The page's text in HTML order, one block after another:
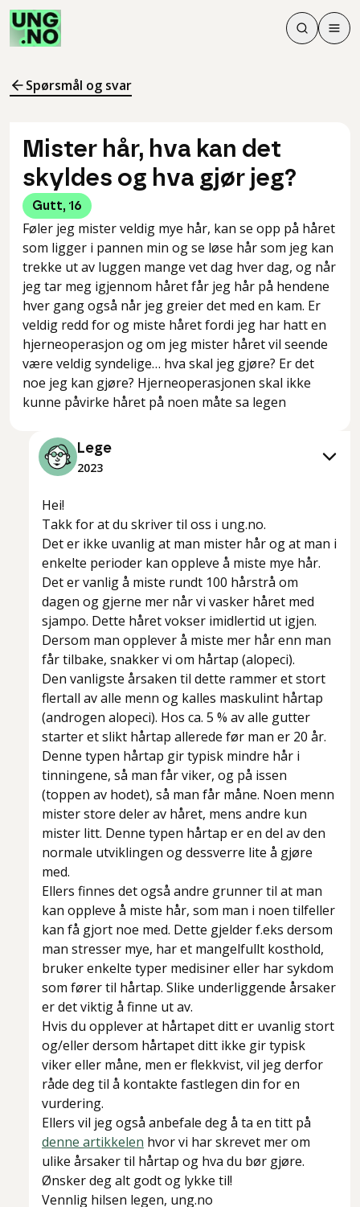
Søk
Søk
Meny
Spørsmål og svar
Mister hår, hva kan det
skyldes og hva gjør jeg?
Gutt, 16
Føler jeg mister veldig mye hår, kan se opp på håret
som ligger i pannen min og se løse hår som jeg kan
trekke ut av luggen mange vet dag hver dag, og når
jeg tar meg igjennom håret får jeg hår på hendene
hver gang også når jeg greier det med en kam. Er
veldig redd for og miste håret fordi jeg har hatt en
hjerneoperasjon og om jeg mister håret vil seende
være veldig syndelige… hva skal jeg gjøre? Er det
noe jeg kan gjøre? Hjerneoperasjonen skal ikke
kunne påvirke håret på noen måte sa legen
Lege
2023
Hei!
Takk for at du skriver til oss i ung.no.
Det er ikke uvanlig at man mister hår og at man i
enkelte perioder kan oppleve å miste mye hår.
Det er vanlig å miste rundt 100 hårstrå om
dagen og gjerne mer når vi vasker håret med
sjampo. Dette håret vokser imidlertid ut igjen.
Dersom man opplever å miste mer hår enn man
får tilbake, snakker vi om hårtap (alopeci).
Den vanligste årsaken til dette rammer et stort
flertall av alle menn og kalles maskulint hårtap
(androgen alopeci). Hos ca. 5 % av alle gutter
starter et slikt hårtap allerede før man er 20 år.
Denne typen hårtap gir typisk mindre hår i
tinningene, så man får viker, og på issen
(toppen av hodet), så man får måne. Noen menn
mister store deler av håret, mens andre kun
mister litt. Denne typen hårtap er en del av den
normale utviklingen og dessverre lite å gjøre
med.
Ellers finnes det også andre grunner til at man
kan oppleve å miste hår, som man i noen tilfeller
kan få gjort noe med. Dette gjelder f.eks dersom
man stresser mye, har et mangelfullt kosthold,
bruker enkelte typer medisiner eller har sykdom
som fører til hårtap. Slike underliggende årsaker
er det viktig å finne ut av.
Hvis du opplever at hårtapet ditt er uvanlig stort
og/eller dersom hårtapet ditt ikke gir typisk
viker eller måne, men er flekkvist, vil jeg derfor
råde deg til å kontakte fastlegen din for en
vurdering.
Ellers vil jeg også anbefale deg å ta en titt på
denne artikkelen hvor vi har skrevet mer om
ulike årsaker til hårtap og hva du bør gjøre.
Ønsker deg alt godt og lykke til!
Vennlig hilsen legen, ung.no